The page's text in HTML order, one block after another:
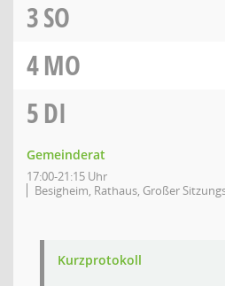
3SO
4MO
5DI
Gemeinderat
17:00-21:15 Uhr
Besigheim, Rathaus, Großer
Kurzprotokoll